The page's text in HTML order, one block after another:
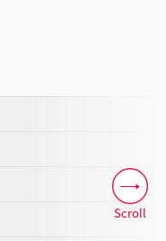
Scroll